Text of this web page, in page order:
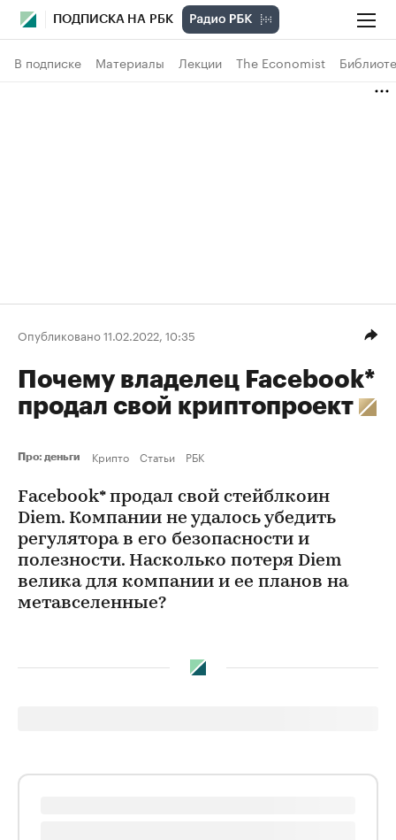
ПОДПИСКА НА РБК
В подписке Материалы Лекции The Economist
Опубликовано 11.02.2022, 10:35
Почему владелец Facebook*
продал свой криптопроект
Про: деньги Крипто Статьи РБК
Facebook* продал свой стейблкоин
Diem. Компании не удалось убедить
регулятора в его безопасности и
полезности. Насколько потеря Diem
велика для компании и ее планов на
метавселенные?